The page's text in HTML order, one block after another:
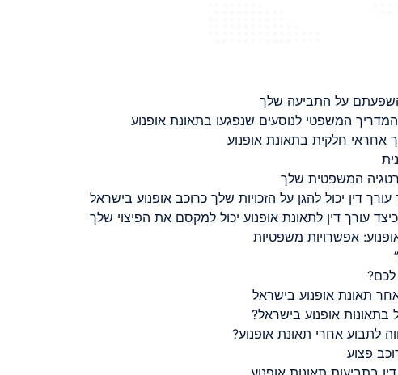
על התביעה שלך
המדריך המשפטי לנוסעים שנפגעו בתאונת אופנוע
חלקית בתאונת אופנוע
המשפטית שלך
עורך דין יכול להגן על הזכויות שלך כרוכב אופנוע בישראל
כיצד עורך דין לתאונת אופנוע יכול למקסם את הפיצוי שלך
אפשרויות משפטיות
לכם?
תאונת אופנוע בישראל
בתאונות אופנוע בישראל?
לתבוע אחרי תאונת אופנוע?
פצוע